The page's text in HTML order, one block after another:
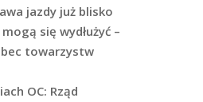
jazdy już blisko
się wydłużyć –
towarzystw
OC: Rząd